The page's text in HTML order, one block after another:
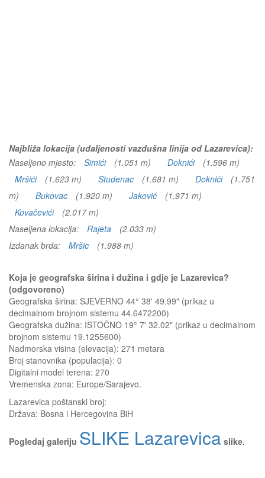
Najbliža lokacija (udaljenosti vazdušna linija od Lazarevica):
Naseljeno mjesto:
Simići (1.051 m) Doknići
(1.596 m)
Mršići
(1.623 m) Studenac (1.681 m) Doknići
(1.751
m)
Bukovac (1.920 m) Jaković
(1.971 m)
Kovačevići
(2.017 m)
Naseljena lokacija:
Rajeta
(2.033 m)
Izdanak brda:
Mršic (1.988 m)
Koja je geografska širina i dužina i gdje je Lazarevica?
(odgovoreno)
Geografska širina: SJEVERNO 44° 38' 49.99" (prikaz u
decimalnom brojnom sistemu 44.6472200)
Geografska dužina: ISTOČNO 19° 7' 32.02" (prikaz u decimalnom
brojnom sistemu 19.1255600)
Nadmorska visina (elevacija): 271 metara
Broj stanovnika (populacija): 0
Digitalni model terena: 270
Vremenska zona: Europe/Sarajevo.
Lazarevica poštanski broj:
Država: Bosna i Hercegovina BiH
Pogledaj galeriju SLIKE Lazarevica slike.